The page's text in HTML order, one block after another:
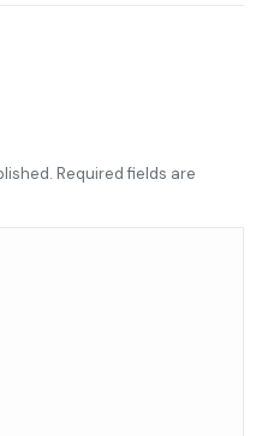
Required fields are